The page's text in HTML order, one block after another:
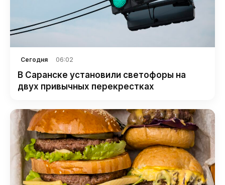
Сегодня 06:02
В Саранске установили светофоры на
двух привычных перекрестках